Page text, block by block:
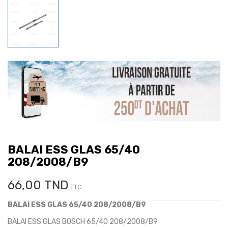
BALAI ESS GLAS 65/40
208/2008/B9
66,00 TND TTC
BALAI ESS GLAS 65/40 208/2008/B9
BALAI ESS GLAS BOSCH 65/40 208/2008/B9